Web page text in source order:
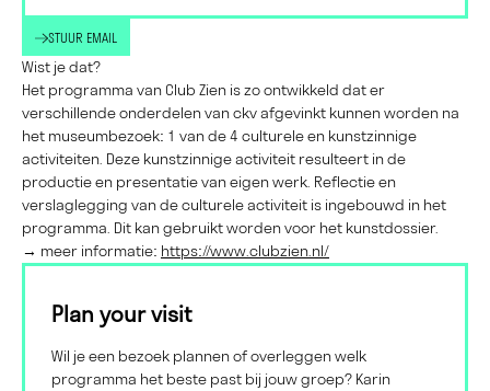
STUUR EMAIL
Wist je dat?
Het programma van Club Zien is zo ontwikkeld dat er
verschillende onderdelen van ckv afgevinkt kunnen worden na
het museumbezoek: 1 van de 4 culturele en kunstzinnige
activiteiten. Deze kunstzinnige activiteit resulteert in de
productie en presentatie van eigen werk. Reflectie en
verslaglegging van de culturele activiteit is ingebouwd in het
programma. Dit kan gebruikt worden voor het kunstdossier.
→ meer informatie: https://www.clubzien.nl/
Plan your visit
Wil je een bezoek plannen of overleggen welk
programma het beste past bij jouw groep? Karin